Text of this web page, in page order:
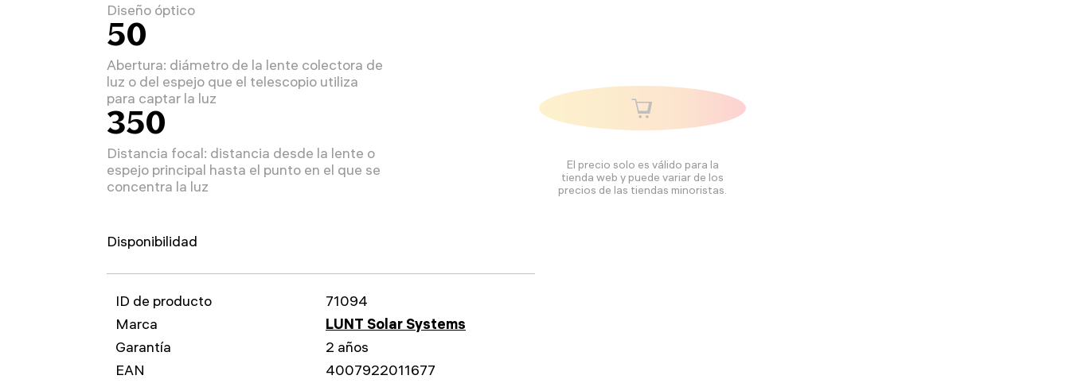
El precio solo es válido para la
tienda web y puede variar de los
precios de las tiendas minoristas.
Diseño óptico
50
Abertura: diámetro de la lente colectora de
luz o del espejo que el telescopio utiliza
para captar la luz
350
Distancia focal: distancia desde la lente o
espejo principal hasta el punto en el que se
concentra la luz
Disponibilidad
ID de producto
71094
Marca
LUNT Solar Systems
Garantía
2 años
EAN
4007922011677